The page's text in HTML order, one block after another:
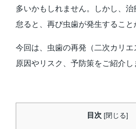
多いかもしれません。しかし、
怠ると、再び虫歯が発生すること
今回は、虫歯の再発（二次カリ
原因やリスク、予防策をご紹介し
目次 [閉じる]